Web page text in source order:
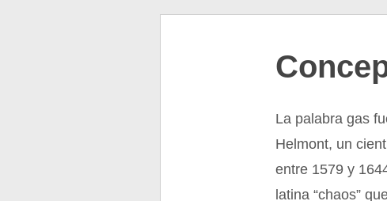
La palabra gas
Helmont, un
entre 1579 y
latina “chaos”